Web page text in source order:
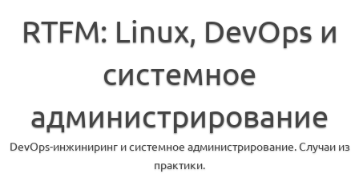
содержимому
RTFM: Linux, DevOps и
системное
администрирование
DevOps-инжиниринг и системное администрирование. Случаи из
практики.